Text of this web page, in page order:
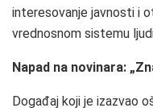
interesovanje javnosti i
vrednosnom sistemu
Napad na novinara:
Događaj koji je izazvao